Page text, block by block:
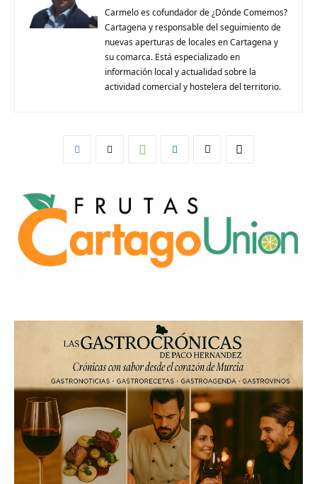
Carmelo es cofundador de ¿Dónde Comemos?
Cartagena y responsable del seguimiento de
nuevas aperturas de locales en Cartagena y
su comarca. Está especializado en
información local y actualidad sobre la
actividad comercial y hostelera del territorio.